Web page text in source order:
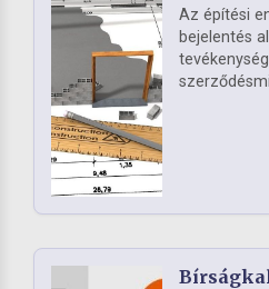
Az építési
bejelentés